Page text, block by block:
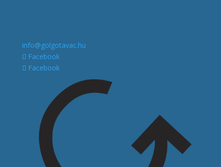
info@golgotavac.hu
Facebook
Facebook